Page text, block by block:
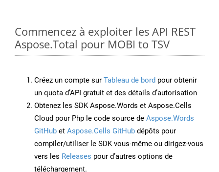
Commencez à exploiter les API REST
Aspose.Total pour MOBI to TSV
Créez un compte sur Tableau de bord pour obtenir
un quota d’API gratuit et des détails d’autorisation
Obtenez les SDK Aspose.Words et Aspose.Cells
Cloud pour Php le code source de Aspose.Words
GitHub et Aspose.Cells GitHub dépôts pour
compiler/utiliser le SDK vous-même ou dirigez-vous
vers les Releases pour d’autres options de
téléchargement.